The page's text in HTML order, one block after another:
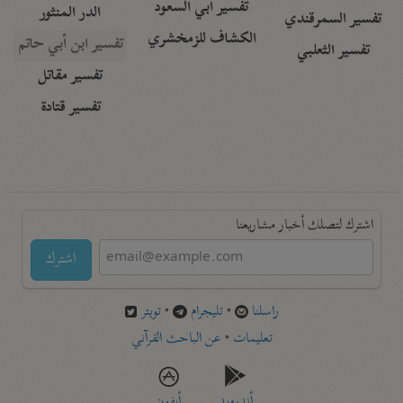
تفسير السمرقندي
تفسير الثعلبي
تفسير أبي السعود
الكشاف للزمخشري
الدر المنثور
تفسير ابن أبي حاتم
تفسير مقاتل
تفسير قتادة
اشترك لتصلك أخبار مشاريعنا
اشترك
راسلنا •تليجرام •تويتر
تعليمات •عن الباحث القرآني